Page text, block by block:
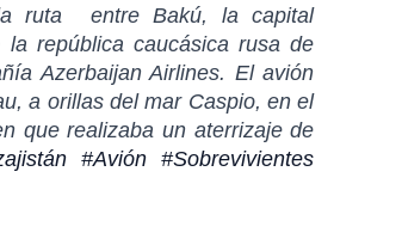
ruta entre Bakú, la capital
república caucásica rusa de
Azerbaijan Airlines. El avión
a orillas del mar Caspio, en el
que realizaba un aterrizaje de
#Avión
#Sobrevivientes